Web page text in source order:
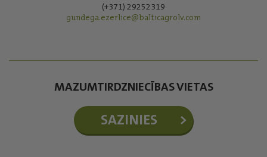
(+371) 29252319
gundega.ezerlice@balticagrolv.com
MAZUMTIRDZNIECĪBAS VIETAS
SAZINIES